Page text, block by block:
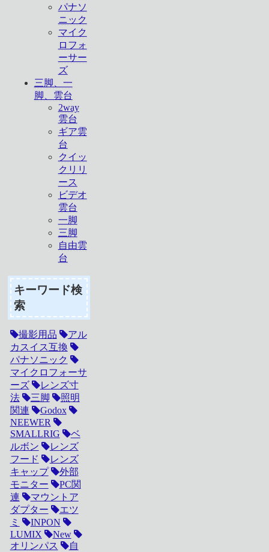
パナソ
ニック
マイク
ロフォ
ーサー
ズ
三脚、一
脚、雲台
2way
雲台
ギア雲
台
クイッ
クリリ
ース
ビデオ
雲台
一脚
三脚
自由雲
台
キーワード検
索
撮影用品
アル
カスイス互換
パナソニック
マイクロフォーサ
ーズ
レンズ寸
法
三脚
照明
関連
Godox
NEEWER
SMALLRIG
ベ
ルボン
レンズ
フード
レンズ
キャップ
外部
モニター
PC関
連
マウントア
ダプター
エツ
ミ
INPON
LUMIX
New
オリンパス
自